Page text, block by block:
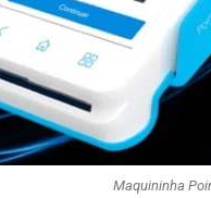
Maquininha